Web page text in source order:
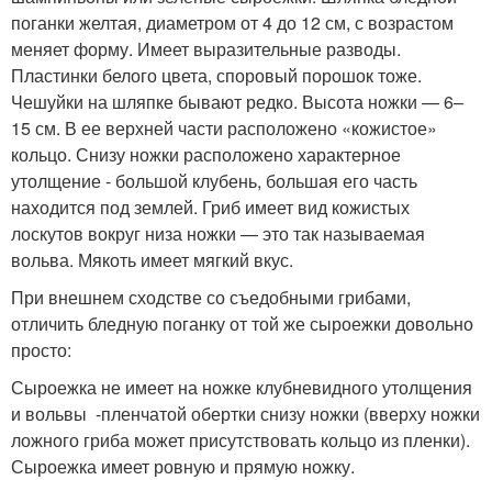
поганки желтая, диаметром от 4 до 12 см, с возрастом
меняет форму. Имеет выразительные разводы.
Пластинки белого цвета, споровый порошок тоже.
Чешуйки на шляпке бывают редко. Высота ножки — 6–
15 см. В ее верхней части расположено «кожистое»
кольцо. Снизу ножки расположено характерное
утолщение - большой клубень, большая его часть
находится под землей. Гриб имеет вид кожистых
лоскутов вокруг низа ножки — это так называемая
вольва. Мякоть имеет мягкий вкус.
При внешнем сходстве со съедобными грибами,
отличить бледную поганку от той же сыроежки довольно
просто:
Сыроежка не имеет на ножке клубневидного утолщения
и вольвы -пленчатой обертки снизу ножки (вверху ножки
ложного гриба может присутствовать кольцо из пленки).
Сыроежка имеет ровную и прямую ножку.